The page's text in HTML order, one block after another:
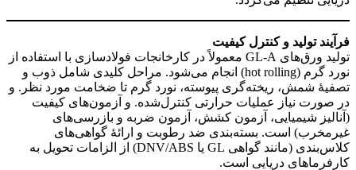
فرآیند تولید و کنترل کیفیت
تولید ورق‌های GL‑A معمولاً در کارخانجات فولادسازی با استفاده از
نورد گرم (hot rolling) انجام می‌شود. مراحل کلیدی شامل ذوب و
تصفیهٔ شمش، ریخته‌گری پیوسته، نورد گرم تا ضخامت مورد نظر. و
در صورت نیاز عملیات حرارتی کنترل‌شده. و آزمون‌های کیفیت
(آنالیز شیمیایی، آزمون کشش، آزمون ضربه و بازرسی‌های
غیرمخرب) است. بسته‌بندی ضد رطوبت و ارائهٔ گواهی‌های
کلاس‌بندی (مانند گواهی GL یا DNV/ABS) از الزامات تحویل به
کارفرماهای دریایی است.